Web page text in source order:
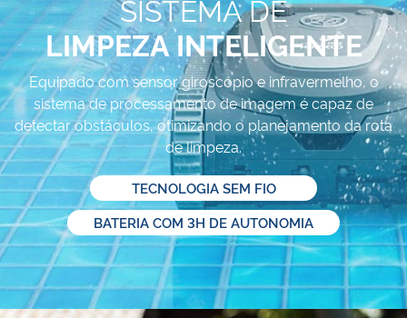
SISTEMA DE
LIMPEZA INTELIGENTE
Equipado com sensor giroscópio e infravermelho, o
sistema de processamento de imagem é capaz de
detectar obstáculos, otimizando o planejamento da rota
de limpeza.
TECNOLOGIA SEM FIO
BATERIA COM 3H DE AUTONOMIA